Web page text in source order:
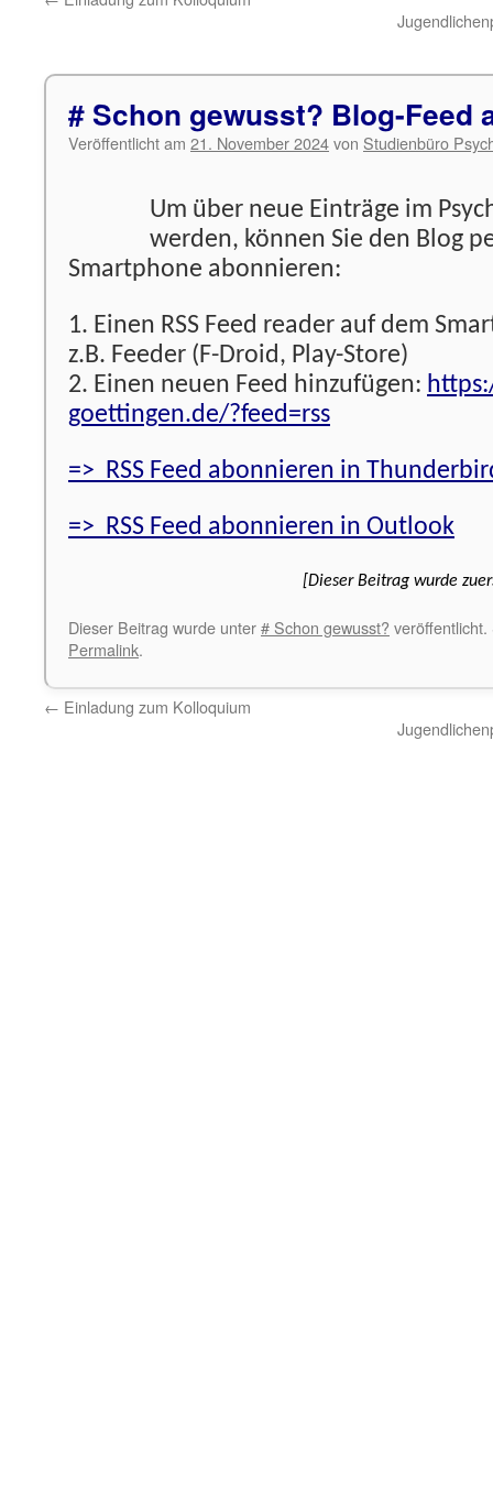
# Schon gewusst? Blog-Feed
Veröffentlicht am 21. November 2024von Studienbüro
Um über neue Einträge im
werden, können Sie den Blog
Smartphone abonnieren:
1. Einen RSS Feed reader auf dem
z.B. Feeder (F-Droid, Play-Store)
2. Einen neuen Feed hinzufügen:
goettingen.de/?feed=rss
=> RSS Feed abonnieren in
=> RSS Feed abonnieren in Outlook
[Dieser Beitrag wurde
Dieser Beitrag wurde unter# Schon gewusst?
Permalink.
← Einladung zum Kolloquium